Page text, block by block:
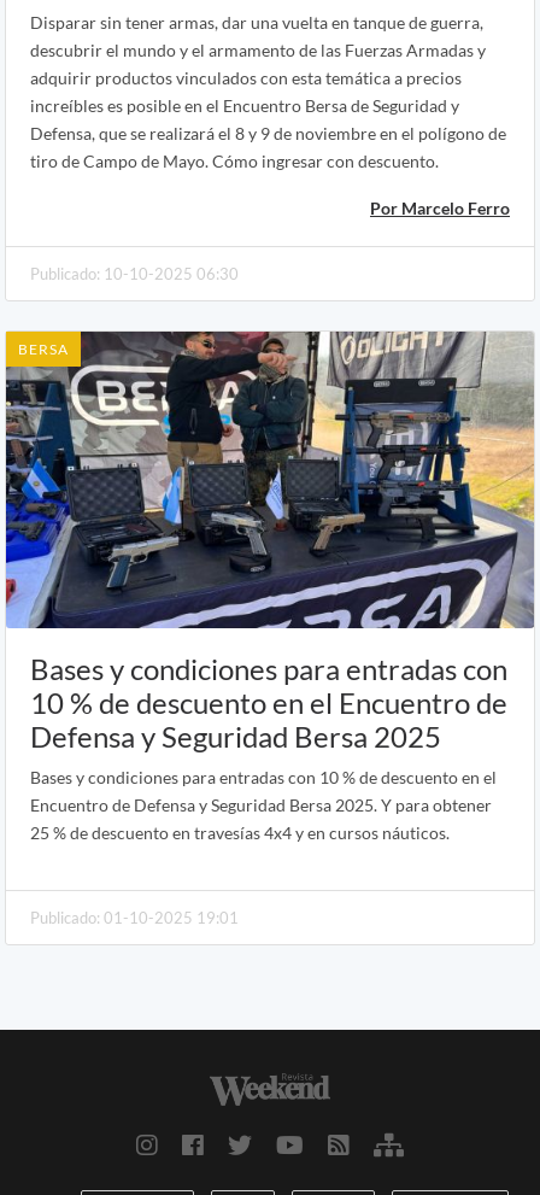
Disparar sin tener armas, dar una vuelta en tanque de guerra,
descubrir el mundo y el armamento de las Fuerzas Armadas y
adquirir productos vinculados con esta temática a precios
increíbles es posible en el Encuentro Bersa de Seguridad y
Defensa, que se realizará el 8 y 9 de noviembre en el polígono de
tiro de Campo de Mayo. Cómo ingresar con descuento.
Por Marcelo Ferro
Publicado: 10-10-2025 06:30
BERSA
Bases y condiciones para entradas con
10 % de descuento en el Encuentro de
Defensa y Seguridad Bersa 2025
Bases y condiciones para entradas con 10 % de descuento en el
Encuentro de Defensa y Seguridad Bersa 2025. Y para obtener
25 % de descuento en travesías 4x4 y en cursos náuticos.
Publicado: 01-10-2025 19:01